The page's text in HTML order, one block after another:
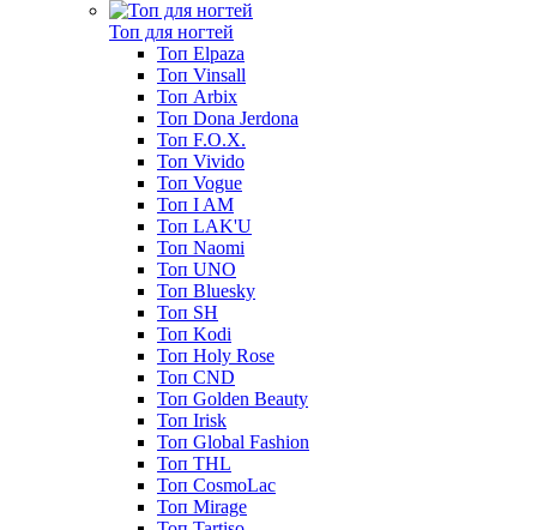
Топ для ногтей
Топ Elpaza
Топ Vinsall
Топ Arbix
Топ Dona Jerdona
Топ F.O.X.
Топ Vivido
Топ Vogue
Топ I AM
Топ LAK'U
Топ Naomi
Топ UNO
Топ Bluesky
Топ SH
Топ Kodi
Топ Holy Rose
Топ CND
Топ Golden Beauty
Топ Irisk
Топ Global Fashion
Топ THL
Топ CosmoLac
Топ Mirage